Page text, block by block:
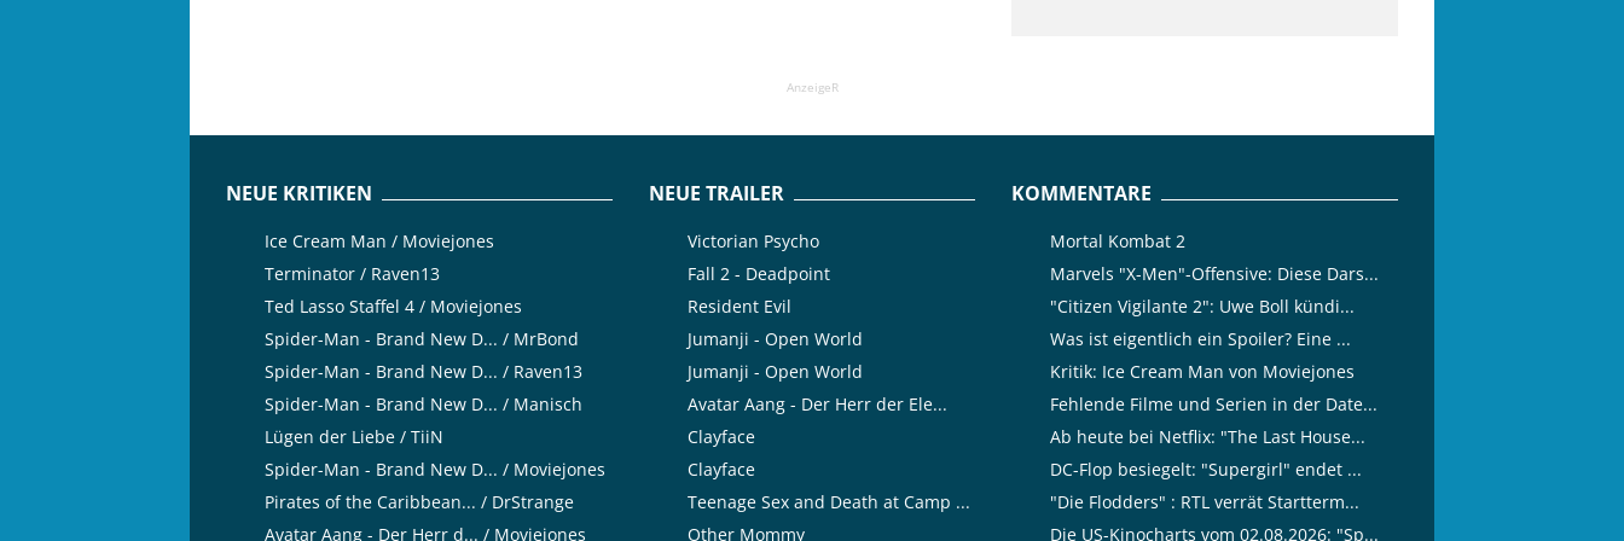
AnzeigeR
NEUE KRITIKEN
Ice Cream Man / Moviejones
Terminator / Raven13
Ted Lasso Staffel 4 / Moviejones
Spider-Man - Brand New D... / MrBond
Spider-Man - Brand New D... / Raven13
Spider-Man - Brand New D... / Manisch
Lügen der Liebe / TiiN
Spider-Man - Brand New D... / Moviejones
Pirates of the Caribbean... / DrStrange
Avatar Aang - Der Herr d... / Moviejones
NEUE TRAILER
Victorian Psycho
Fall 2 - Deadpoint
Resident Evil
Jumanji - Open World
Jumanji - Open World
Avatar Aang - Der Herr der Ele...
Clayface
Clayface
Teenage Sex and Death at Camp ...
Other Mommy
KOMMENTARE
Mortal Kombat 2
Marvels "X-Men"-Offensive: Diese Dars...
"Citizen Vigilante 2": Uwe Boll kündi...
Was ist eigentlich ein Spoiler? Eine ...
Kritik: Ice Cream Man von Moviejones
Fehlende Filme und Serien in der Date...
Ab heute bei Netflix: "The Last House...
DC-Flop besiegelt: "Supergirl" endet ...
"Die Flodders" : RTL verrät Startterm...
Die US-Kinocharts vom 02.08.2026: "Sp...